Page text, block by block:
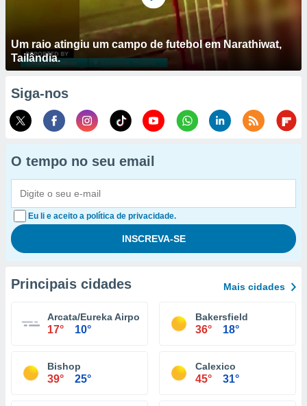
Um raio atingiu um campo de futebol em Narathiwat,
Tailândia.
Siga-nos
O tempo no seu email
Eu li e aceito a política de privacidade.
Principais cidades Mais cidades
Arcata/Eureka Airport
17° 10°
Bakersfield
36° 18°
Bishop
39° 25°
Calexico
45° 31°